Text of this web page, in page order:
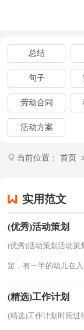
总结
句子
劳动合同
活动方案
当前位置： 首页
实用范文
(优秀)活动策划
(优秀)活动策划活动策
定，有一半的幼儿在
(精选)工作计划
(精选)工作计划时间过